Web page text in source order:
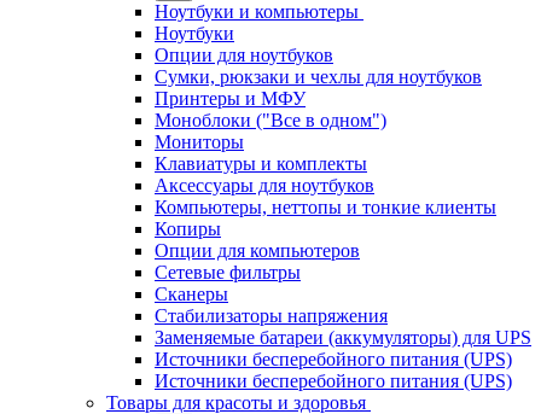
Ноутбуки и компьютеры
Ноутбуки
Опции для ноутбуков
Сумки, рюкзаки и чехлы для ноутбуков
Принтеры и МФУ
Моноблоки ("Все в одном")
Мониторы
Клавиатуры и комплекты
Аксессуары для ноутбуков
Компьютеры, неттопы и тонкие клиенты
Копиры
Опции для компьютеров
Сетевые фильтры
Сканеры
Стабилизаторы напряжения
Заменяемые батареи (аккумуляторы) для UPS
Источники бесперебойного питания (UPS)
Источники бесперебойного питания (UPS)
Товары для красоты и здоровья